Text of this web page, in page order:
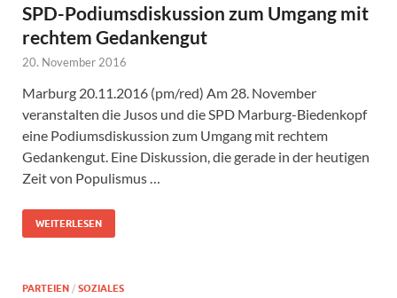
SPD-Podiumsdiskussion zum Umgang mit
rechtem Gedankengut
20. November 2016
Marburg 20.11.2016 (pm/red) Am 28. November
veranstalten die Jusos und die SPD Marburg-Biedenkopf
eine Podiumsdiskussion zum Umgang mit rechtem
Gedankengut. Eine Diskussion, die gerade in der heutigen
Zeit von Populismus …
WEITERLESEN
PARTEIEN / SOZIALES